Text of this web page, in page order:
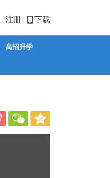
注册 下载
高招升学